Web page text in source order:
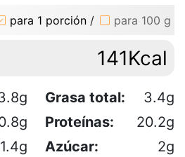
para 1 porción / para 100 g
141Kcal
Grasa total:
3.4g
Proteínas:
20.2g
1.4g Azúcar:
2g